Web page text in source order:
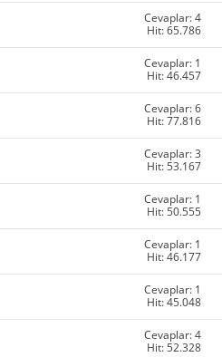
Cevaplar: 4
Hit: 65.786
Cevaplar: 1
Hit: 46.457
Cevaplar: 6
Hit: 77.816
Cevaplar: 3
Hit: 53.167
Cevaplar: 1
Hit: 50.555
Cevaplar: 1
Hit: 46.177
Cevaplar: 1
Hit: 45.048
Cevaplar: 4
Hit: 52.328